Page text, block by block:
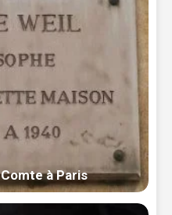
à Paris